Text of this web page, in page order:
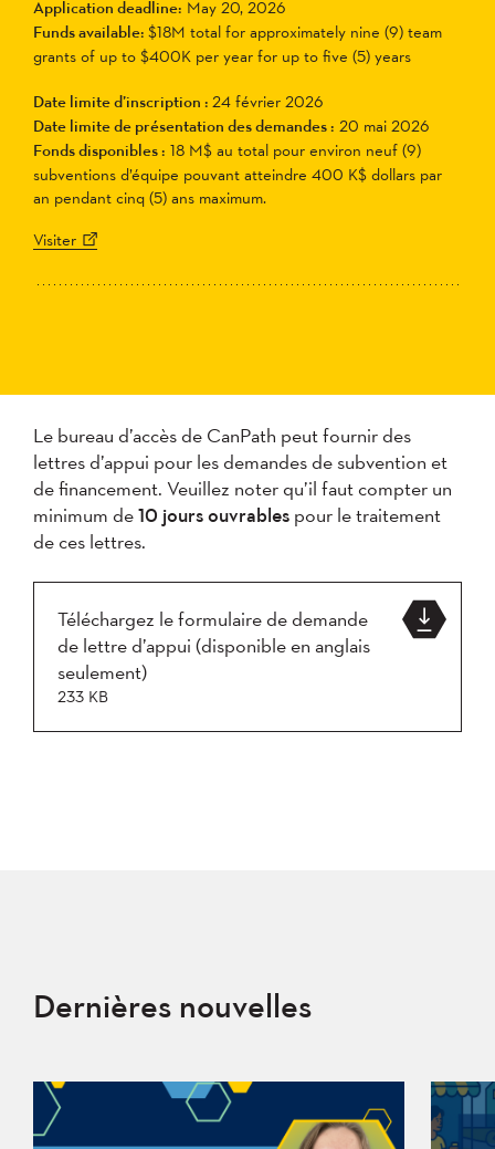
Application deadline: May 20, 2026
Funds available: $18M total for approximately nine (9) team
grants of up to $400K per year for up to five (5) years
Date limite d’inscription : 24 février 2026
Date limite de présentation des demandes : 20 mai 2026
Fonds disponibles : 18 M$ au total pour environ neuf (9)
subventions d’équipe pouvant atteindre 400 K$ dollars par
an pendant cinq (5) ans maximum.
Visiter
Le bureau d’accès de CanPath peut fournir des
lettres d’appui pour les demandes de subvention et
de financement. Veuillez noter qu’il faut compter un
minimum de10 jours ouvrables pour le traitement
de ces lettres.
Téléchargez le formulaire de demande
de lettre d’appui (disponible en anglais
seulement)
233 KB
Dernières nouvelles